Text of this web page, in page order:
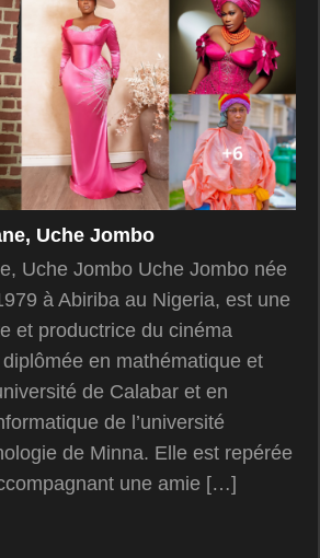
Uche Jombo
Uche Jombo Uche Jombo née
à Abiriba au Nigeria, est une
et productrice du cinéma
en mathématique et
de Calabar et en
de l’université
de Minna. Elle est repérée
une amie […]